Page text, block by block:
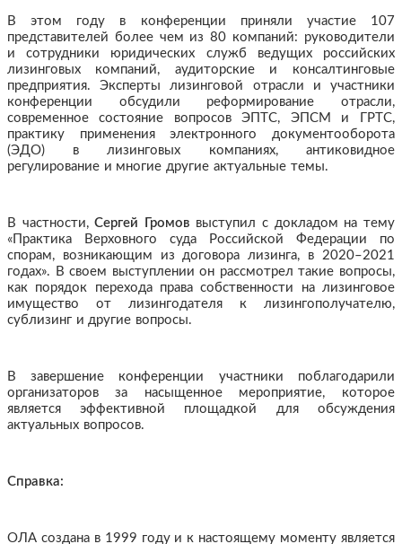
В этом году в конференции приняли участие 107
представителей более чем из 80 компаний: руководители
и сотрудники юридических служб ведущих российских
лизинговых компаний, аудиторские и консалтинговые
предприятия. Эксперты лизинговой отрасли и участники
конференции обсудили реформирование отрасли,
современное состояние вопросов ЭПТС, ЭПСМ и ГРТС,
практику применения электронного документооборота
(ЭДО) в лизинговых компаниях, антиковидное
регулирование и многие другие актуальные темы.
В частности,Сергей Громов выступил с докладом на тему
«Практика Верховного суда Российской Федерации по
спорам, возникающим из договора лизинга, в 2020–2021
годах». В своем выступлении он рассмотрел такие вопросы,
как порядок перехода права собственности на лизинговое
имущество от лизингодателя к лизингополучателю,
сублизинг и другие вопросы.
В завершение конференции участники поблагодарили
организаторов за насыщенное мероприятие, которое
является эффективной площадкой для обсуждения
актуальных вопросов.
Справка:
ОЛА создана в 1999 году и к настоящему моменту является